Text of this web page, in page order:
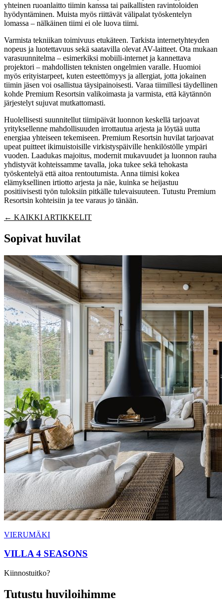
yhteinen ruoanlaitto tiimin kanssa tai paikallisten ravintoloiden
hyödyntäminen. Muista myös riittävät välipalat työskentelyn
lomassa – nälkäinen tiimi ei ole luova tiimi.
Varmista tekniikan toimivuus etukäteen. Tarkista internetyhteyden
nopeus ja luotettavuus sekä saatavilla olevat AV-laitteet. Ota mukaan
varasuunnitelma – esimerkiksi mobiili-internet ja kannettava
projektori – mahdollisten teknisten ongelmien varalle. Huomioi
myös erityistarpeet, kuten esteettömyys ja allergiat, jotta jokainen
tiimin jäsen voi osallistua täysipainoisesti. Varaa tiimillesi täydellinen
kohde Premium Resortsin valikoimasta ja varmista, että käytännön
järjestelyt sujuvat mutkattomasti.
Huolellisesti suunnitellut tiimipäivät luonnon keskellä tarjoavat
yrityksellenne mahdollisuuden irrottautua arjesta ja löytää uutta
energiaa yhteiseen tekemiseen. Premium Resortsin huvilat tarjoavat
upeat puitteet ikimuistoisille virkistyspäiville henkilöstölle ympäri
vuoden. Laadukas majoitus, modernit mukavuudet ja luonnon rauha
yhdistyvät kohteissamme tavalla, joka tukee sekä tehokasta
työskentelyä että aitoa rentoutumista. Anna tiimisi kokea
elämyksellinen irtiotto arjesta ja näe, kuinka se heijastuu
positiivisesti työn tuloksiin pitkälle tulevaisuuteen. Tutustu Premium
Resortsin kohteisiin ja tee varaus jo tänään.
← KAIKKI ARTIKKELIT
Sopivat huvilat
VIERUMÄKI
VILLA 4 SEASONS
Kiinnostuitko?
Tutustu huviloihimme